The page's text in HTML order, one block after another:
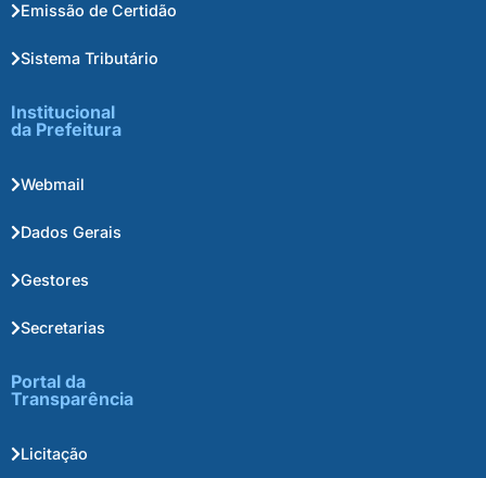
Emissão de Certidão
Sistema Tributário
Institucional
da Prefeitura
Webmail
Dados Gerais
Gestores
Secretarias
Portal da
Transparência
Licitação